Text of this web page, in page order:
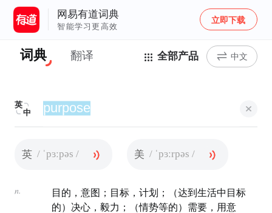
网易有道词典
智能学习更高效
立即下载
词典 翻译 全部产品 中文
英
中
英 / ˈpɜːpəs / 美 / ˈpɜːrpəs /
n.
目的，意图；目标，计划；（达到生活中目标
的）决心，毅力；（情势等的）需要，用意